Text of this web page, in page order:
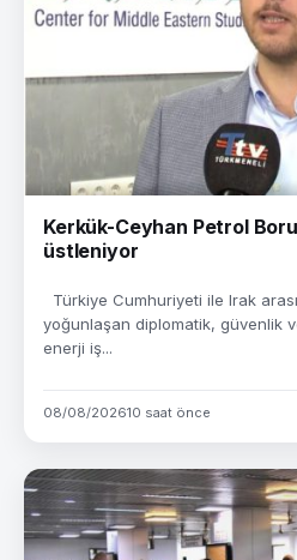
Kerkük-Ceyhan Petrol
üstleniyor
Türkiye Cumhuriyeti ile Irak
yoğunlaşan diplomatik, güvenlik
enerji iş...
08/08/202610 saat önce